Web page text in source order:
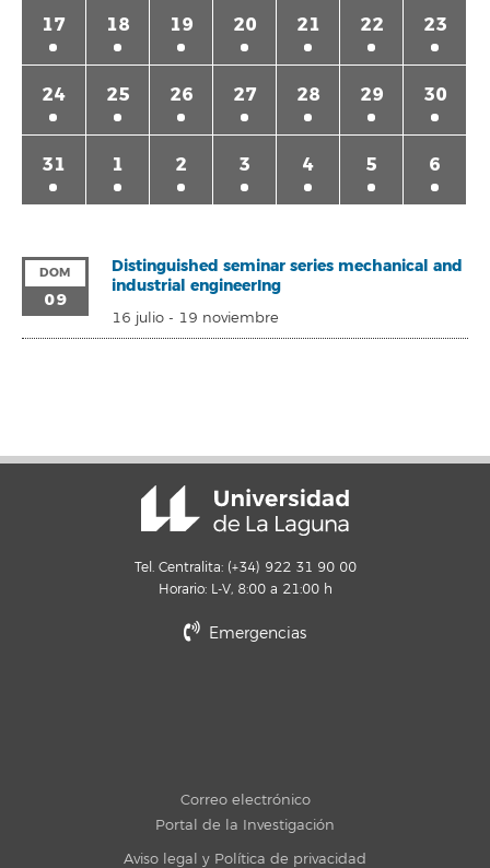
17 18 19 20 21 22 23
24 25 26 27 28 29 30
31 1 2 3 4 5 6
DOM
09
Distinguished seminar series mechanical and
industrial engineerIng
16 julio- 19 noviembre
Tel. Centralita: (+34) 922 31 90 00
Horario: L-V, 8:00 a 21:00 h
Emergencias
Correo electrónico
Portal de la Investigación
Aviso legal y Política de privacidad